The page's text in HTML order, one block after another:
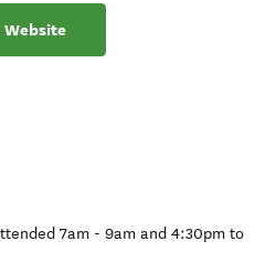
Website
7am - 9am and 4:30pm to